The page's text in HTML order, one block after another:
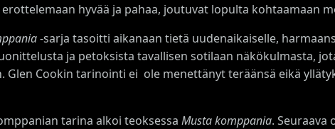
hyvää ja pahaa, joutuvat lopulta kohtaamaan
-sarja tasoitti aikanaan tietä uudenaikaiselle,
ja petoksista tavallisen sotilaan näkökulmasta,
Glen Cookin tarinointi ei ole menettänyt teräänsä eikä
tarina alkoi teoksessa Musta komppania. Seuraava